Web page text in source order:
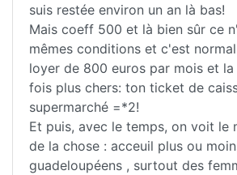
suis restée environ un an là bas!
Mais coeff 500 et là bien sûr ce
mêmes conditions et c'est
loyer de 800 euros par mois et
fois plus chers: ton ticket de
supermarché =*2!
Et puis, avec le temps, on voit le
de la chose : acceuil plus ou
guadeloupéens , surtout des